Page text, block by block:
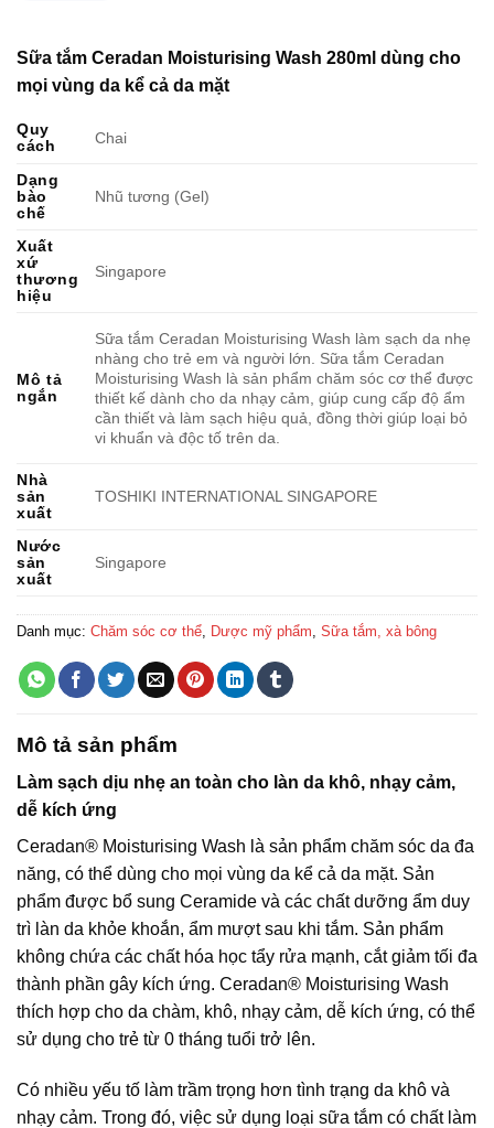
Sữa tắm Ceradan Moisturising Wash 280ml dùng cho
mọi vùng da kể cả da mặt
Quy
cách
Chai
Dạng
bào
chế
Nhũ tương (Gel)
Xuất
xứ
thương
hiệu
Singapore
Mô tả
ngắn
Sữa tắm Ceradan Moisturising Wash làm sạch da nhẹ
nhàng cho trẻ em và người lớn. Sữa tắm Ceradan
Moisturising Wash là sản phẩm chăm sóc cơ thể được
thiết kế dành cho da nhạy cảm, giúp cung cấp độ ẩm
cần thiết và làm sạch hiệu quả, đồng thời giúp loại bỏ
vi khuẩn và độc tố trên da.
Nhà
sản
xuất
TOSHIKI INTERNATIONAL SINGAPORE
Nước
sản
xuất
Singapore
Danh mục: Chăm sóc cơ thể Dược mỹ phẩm Sữa tắm, xà bông
Mô tả sản phẩm
Làm sạch dịu nhẹ an toàn cho làn da khô, nhạy cảm,
dễ kích ứng
Ceradan® Moisturising Wash là sản phẩm chăm sóc da đa
năng, có thể dùng cho mọi vùng da kể cả da mặt. Sản
phẩm được bổ sung Ceramide và các chất dưỡng ẩm duy
trì làn da khỏe khoắn, ẩm mượt sau khi tắm. Sản phẩm
không chứa các chất hóa học tẩy rửa mạnh, cắt giảm tối đa
thành phần gây kích ứng. Ceradan® Moisturising Wash
thích hợp cho da chàm, khô, nhạy cảm, dễ kích ứng, có thể
sử dụng cho trẻ từ 0 tháng tuổi trở lên.
Có nhiều yếu tố làm trầm trọng hơn tình trạng da khô và
nhạy cảm. Trong đó, việc sử dụng loại sữa tắm có chất làm